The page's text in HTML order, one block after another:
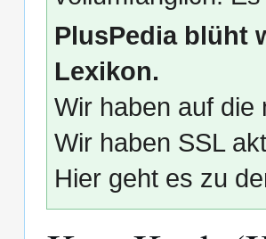
PlusPedia blüht
Lexikon.
Wir haben auf die
Wir haben SSL
Hier geht es zu